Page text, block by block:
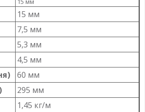
15 мм
7,5 мм
5,3 мм
4,5 мм
60 мм
295 мм
1,45 кг/м